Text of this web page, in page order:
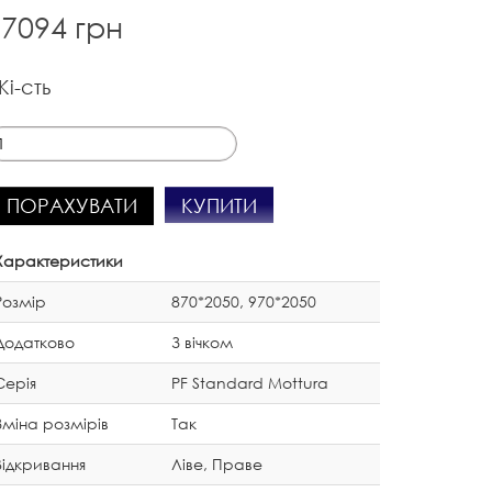
грн
сть
ПОРАХУВАТИ КУПИТИ
870*2050, 970*2050
З вічком
PF Standard Mottura
розмірів
Так
Ліве, Праве